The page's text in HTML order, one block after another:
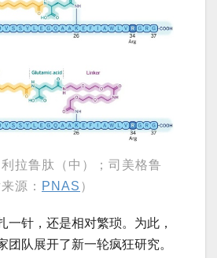
拉鲁肽（中）；司美格鲁
源： PNAS ）
一针，还是相对繁琐。为此，
团队展开了新一轮疯狂研究。